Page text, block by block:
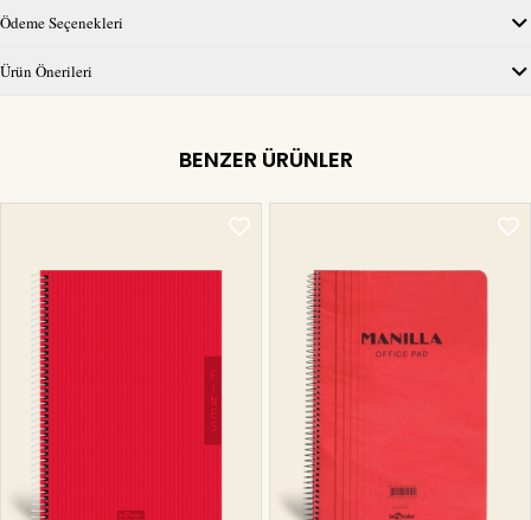
Ödeme Seçenekleri
Ürün Önerileri
BENZER ÜRÜNLER